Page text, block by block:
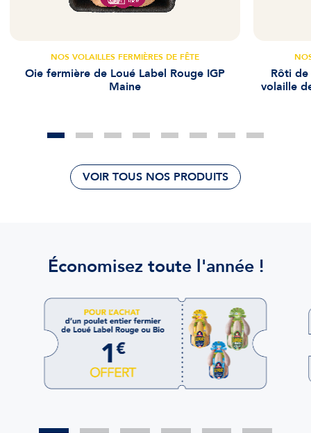
NOS VOLAILLES FERMIÈRES DE FÊTE
Oie fermière de Loué Label Rouge IGP
Maine
Rôti
volaille
VOIR TOUS NOS PRODUITS
Économisez toute l'année !